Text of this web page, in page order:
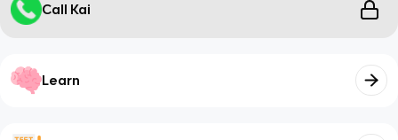
Call Kai
Learn